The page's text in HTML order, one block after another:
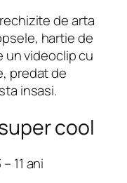
de arta
hartie de
un videoclip cu
predat de
insasi.
cool
11 ani